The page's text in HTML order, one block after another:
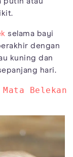
selama bayi
dengan
kuning dan
hari.
Mata